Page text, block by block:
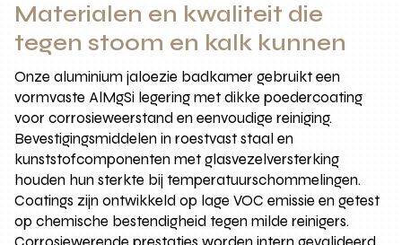
Materialen en kwaliteit die
tegen stoom en kalk kunnen
Onze aluminium jaloezie badkamer gebruikt een
vormvaste AlMgSi legering met dikke poedercoating
voor corrosieweerstand en eenvoudige reiniging.
Bevestigingsmiddelen in roestvast staal en
kunststofcomponenten met glasvezelversterking
houden hun sterkte bij temperatuurschommelingen.
Coatings zijn ontwikkeld op lage VOC emissie en getest
op chemische bestendigheid tegen milde reinigers.